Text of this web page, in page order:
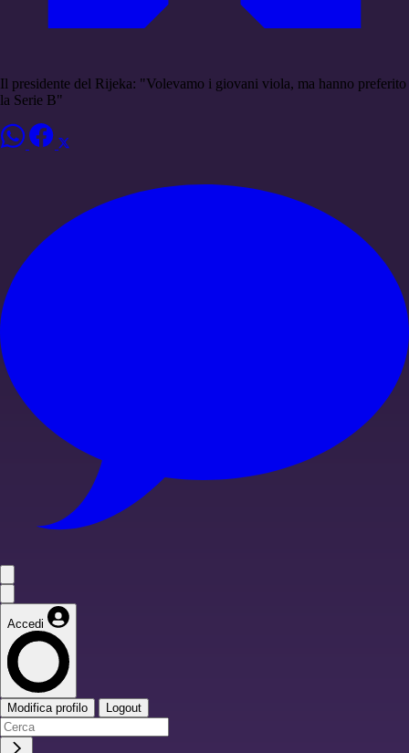
Il presidente del Rijeka: "Volevamo i giovani viola, ma hanno preferito
la Serie B"
Accedi
Modifica profilo Logout